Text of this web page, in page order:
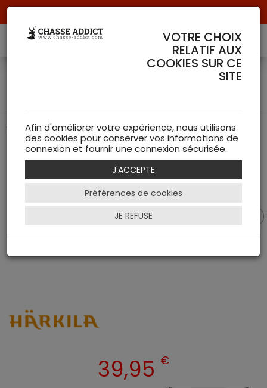
Casquette Berkshire Verte -
Confort et performance pour la chasse active
39,95 €
VOTRE CHOIX
RELATIF AUX
COOKIES SUR CE
SITE
Afin d'améliorer votre expérience, nous utilisons
des cookies pour conserver vos informations de
connexion et fournir une connexion sécurisée.
J'ACCEPTE
Préférences de cookies
JE REFUSE